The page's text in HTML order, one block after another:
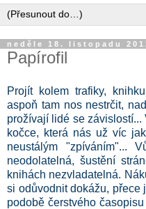
neděle 18. listopadu
Papírofil
Projít kolem trafiky,
aspoň tam nos nestrčit,
prožívají lidé se
kočce, která nás už víc
neustálým "zpíváním"...
neodolatelná, šustění
knihách nezvladatelná.
si odůvodnit dokážu, přece
podobě čerstvého